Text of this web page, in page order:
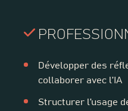
Développer des
collaborer avec l’IA
Structurer l’usage